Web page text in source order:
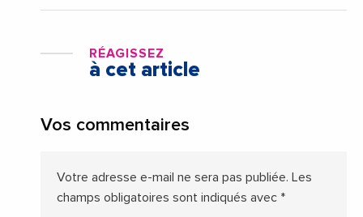
RÉAGISSEZ
à cet article
Vos commentaires
Votre adresse e-mail ne sera pas publiée. Les
champs obligatoires sont indiqués avec *